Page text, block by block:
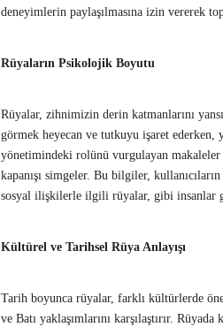
deneyimlerin paylaşılmasına izin vererek
Rüyaların Psikolojik Boyutu
Rüyalar, zihnimizin derin katmanlarını
görmek heyecan ve tutkuyu işaret
yönetimindeki rolünü vurgulayan makaleler
kapanışı simgeler. Bu bilgiler,
sosyal ilişkilerle ilgili rüyalar, gibi insanlar
Kültürel ve Tarihsel Rüya Anlayışı
Tarih boyunca rüyalar, farklı kültürlerde
ve Batı yaklaşımlarını karşılaştırır.